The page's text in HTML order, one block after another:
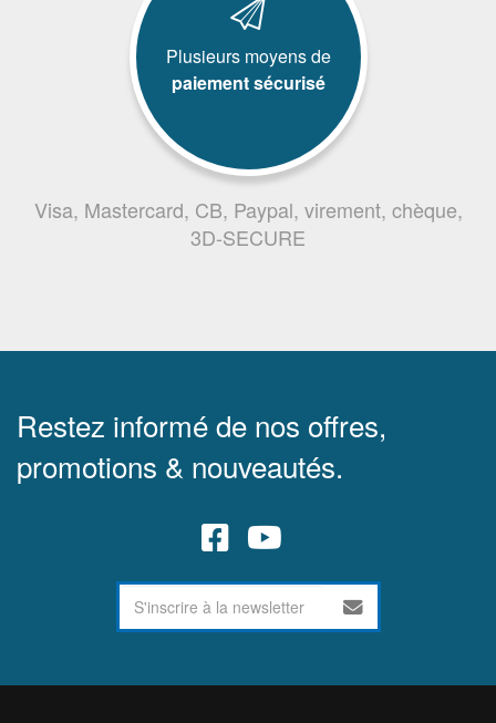
Plusieurs moyens de
paiement sécurisé
Visa, Mastercard, CB, Paypal, virement, chèque,
3D-SECURE
Restez informé de nos offres,
promotions & nouveautés.